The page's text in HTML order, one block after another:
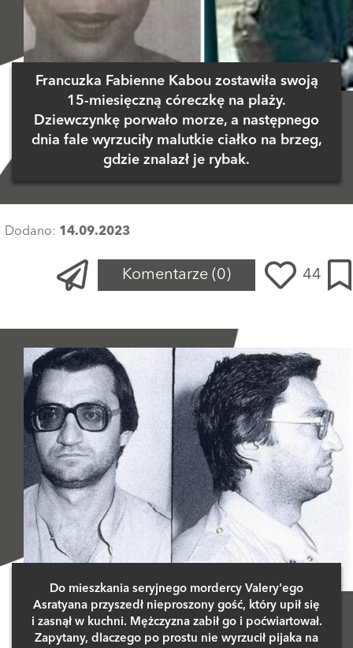
Francuzka Fabienne Kabou zostawiła swoją
15-miesięczną córeczkę na plaży.
Dziewczynkę porwało morze, a następnego
dnia fale wyrzuciły malutkie ciałko na brzeg,
gdzie znalazł je rybak.
Dodano: 14.09.2023
Komentarze (0) 44
Do mieszkania seryjnego mordercy Valery'ego
Asratyana przyszedł nieproszony gość, który upił się
i zasnął w kuchni. Mężczyzna zabił go i poćwiartował.
Zapytany, dlaczego po prostu nie wyrzucił pijaka na